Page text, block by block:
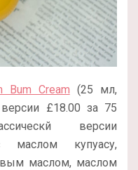
Bum Cream (25 мл,
£18.00 за 75
версии
купуасу,
маслом, маслом